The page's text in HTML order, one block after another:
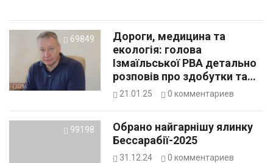
69849
Дороги, медицина та
екологія: голова
Ізмаїльської РВА детально
розповів про здобутки та
плани розвитку Ізмаїльщини
21.01.25 0 комментариев
99198
Обрано найгарнішу ялинку
Бессарабії-2025
31.12.24 0 комментариев